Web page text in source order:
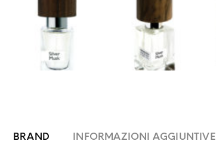
BRAND INFORMAZIONI AGGIUNTIVE